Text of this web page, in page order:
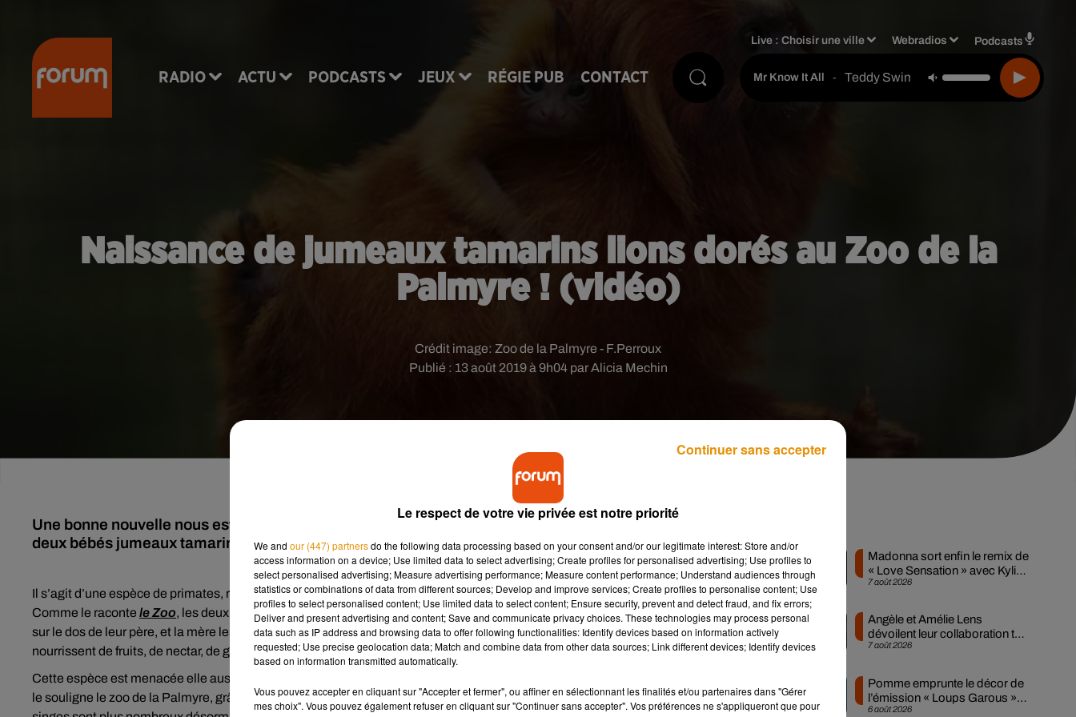
RADIO ACTU PODCASTS JEUX RÉGIE PUB CONTACT
Live :Choisir une ville Webradios Podcasts
Mr Know It All - Teddy Swims
Naissance de jumeaux tamarins lions dorés au Zoo de la
Palmyre ! (vidéo)
Publié : 13 août 2019 à 9h04 par Alicia Mechin
Crédit image: Zoo de la Palmyre - F.Perroux
Une bonne nouvelle nous est parvenue du Zoo de la Palmyre, près de Royan en Charente-Maritime :
deux bébés jumeaux tamarins lions dorés sont nés il y a trois semaines.
Il s’agit d’une espèce de primates, reconnaissable grâce à son pelage jaune vif. Ce dernier deviendra orange une fois adulte.
Comme le raconte le Zoo, les deux petits ne quittent pas leurs parents depuis leur naissance. Ils se baladent principalement
sur le dos de leur père, et la mère les récupère pour qu’ils puissent téter. Une fois sevrés, les tamarins lions dorés se
nourrissent de fruits, de nectar, de gomme et de petits vertébrés et invertébrés (escargots, lézards, araignées, insectes).
Cette espèce est menacée elle aussi dans son milieu naturel. Elle a même failli disparaître dans les années 60. Mais comme
le souligne le zoo de la Palmyre, grâce à un programme de conservation et de réintroduction mis en place au Brésil, ces
7 août 2026
Madonna sort enfin le remix de
« Love Sensation » avec Kylie
Minogue
7 août 2026
Angèle et Amélie Lens
dévoilent leur collaboration tant
attendue
6 août 2026
Pomme emprunte le décor de
l’émission « Loups Garous »
pour son...
Le respect de votre vie privée est notre priorité
We and our (447) partnersdo the following data processing based on your consent and/or our legitimate interest: Store and/or
access information on a device; Use limited data to select advertising; Create profiles for personalised advertising; Use profiles to
select personalised advertising; Measure advertising performance; Measure content performance; Understand audiences through
statistics or combinations of data from different sources; Develop and improve services; Create profiles to personalise content; Use
profiles to select personalised content; Use limited data to select content; Ensure security, prevent and detect fraud, and fix errors;
Deliver and present advertising and content; Save and communicate privacy choices. These technologies may process personal
data such as IP address and browsing data to offer following functionalities: Identify devices based on information actively
requested; Use precise geolocation data; Match and combine data from other data sources; Link different devices; Identify devices
based on information transmitted automatically.
Vous pouvez accepter en cliquant sur "Accepter et fermer", ou affiner en sélectionnant les finalités et/ou partenaires dans "Gérer
mes choix". Vous pouvez également refuser en cliquant sur "Continuer sans accepter". Vos préférences ne s'appliqueront que pour
Continuer sans accepter